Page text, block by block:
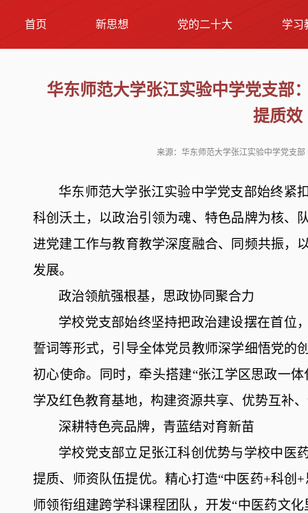
首页 新思想 党的二十大 学习
华东师范大学张江实验中学党支部
提质效
来源：华东师范大学张江实验中学党支
华东师范大学张江实验中学党支部始终紧
科创沃土，以政治引领为魂、特色品牌为核、
进党建工作与教育教学深度融合、同频共振，
发展。
政治领航强根基，思政协同聚合力
学校党支部始终坚持把政治建设摆在首位
誓词等形式，引导全体党员教师深学细悟党的
初心使命。 同时， 牵头搭建“张江学区思政一
学及红色教育基地， 构建资源共享、优势互补、
深耕特色亮品牌，青蓝结对育新苗
学校党支部立足张江科创优势与学校中医
提质、师资队伍提优。精心打造“中医药+科创
师领衔组建跨学科课程团队，开发“中医药文